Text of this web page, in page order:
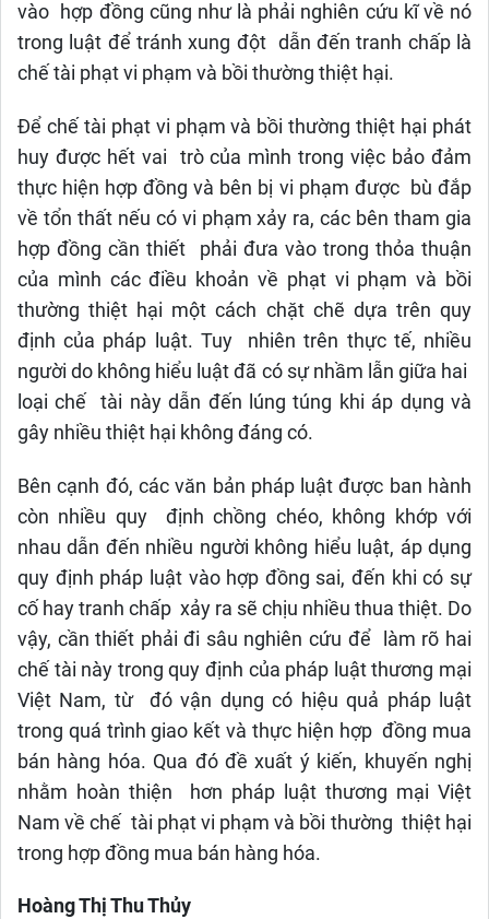
vào hợp đồng cũng như là phải nghiên cứu kĩ về nó
trong luật để tránh xung đột dẫn đến tranh chấp là
chế tài phạt vi phạm và bồi thường thiệt hại.
Để chế tài phạt vi phạm và bồi thường thiệt hại phát
huy được hết vai trò của mình trong việc bảo đảm
thực hiện hợp đồng và bên bị vi phạm được bù đắp
về tổn thất nếu có vi phạm xảy ra, các bên tham gia
hợp đồng cần thiết phải đưa vào trong thỏa thuận
của mình các điều khoản về phạt vi phạm và bồi
thường thiệt hại một cách chặt chẽ dựa trên quy
định của pháp luật. Tuy nhiên trên thực tế, nhiều
người do không hiểu luật đã có sự nhầm lẫn giữa hai
loại chế tài này dẫn đến lúng túng khi áp dụng và
gây nhiều thiệt hại không đáng có.
Bên cạnh đó, các văn bản pháp luật được ban hành
còn nhiều quy định chồng chéo, không khớp với
nhau dẫn đến nhiều người không hiểu luật, áp dụng
quy định pháp luật vào hợp đồng sai, đến khi có sự
cố hay tranh chấp xảy ra sẽ chịu nhiều thua thiệt. Do
vậy, cần thiết phải đi sâu nghiên cứu để làm rõ hai
chế tài này trong quy định của pháp luật thương mại
Việt Nam, từ đó vận dụng có hiệu quả pháp luật
trong quá trình giao kết và thực hiện hợp đồng mua
bán hàng hóa. Qua đó đề xuất ý kiến, khuyến nghị
nhằm hoàn thiện hơn pháp luật thương mại Việt
Nam về chế tài phạt vi phạm và bồi thường thiệt hại
trong hợp đồng mua bán hàng hóa.
Hoàng Thị Thu Thủy